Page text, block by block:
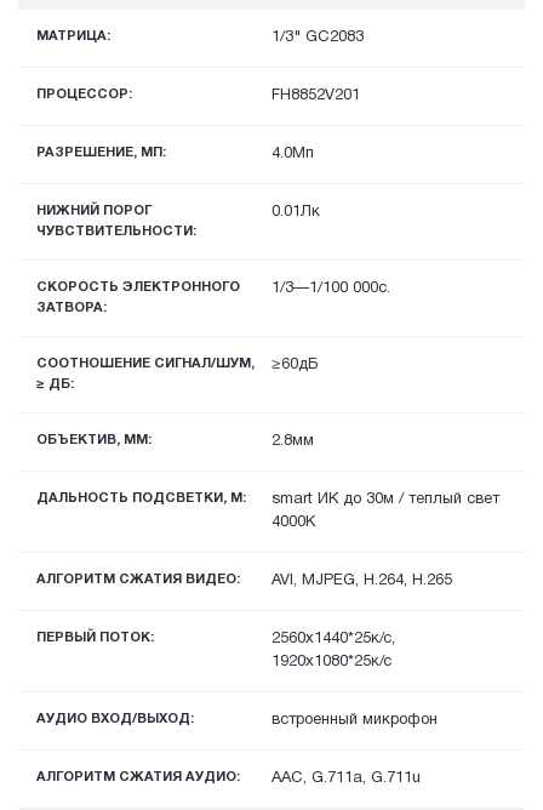
МАТРИЦА: 1/3" GC2083
ПРОЦЕССОР: FH8852V201
РАЗРЕШЕНИЕ, МП: 4.0Мп
НИЖНИЙ ПОРОГ
ЧУВСТВИТЕЛЬНОСТИ:
0.01Лк
СКОРОСТЬ ЭЛЕКТРОННОГО
ЗАТВОРА:
1/3—1/100 000с.
СООТНОШЕНИЕ СИГНАЛ/ШУМ,
≥ ДБ:
≥60дБ
ОБЪЕКТИВ, ММ: 2.8мм
ДАЛЬНОСТЬ ПОДСВЕТКИ, М:
smart ИК до 30м / теплый свет
4000К
АЛГОРИТМ СЖАТИЯ ВИДЕО: AVI, MJPEG, H.264, H.265
ПЕРВЫЙ ПОТОК:
2560x1440*25к/с,
1920х1080*25к/с
АУДИО ВХОД/ВЫХОД: встроенный микрофон
АЛГОРИТМ СЖАТИЯ АУДИО: AAC, G.711a, G.711u